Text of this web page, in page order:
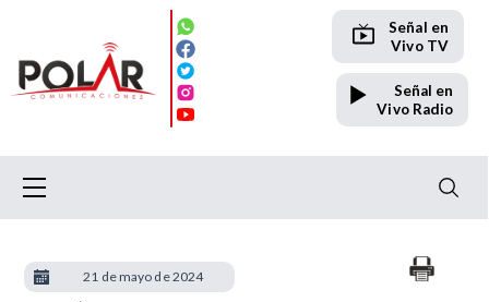
Señal en
Vivo TV
Señal en
Vivo Radio
21 de mayo de 2024